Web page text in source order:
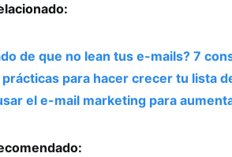
de que no lean tus e-mails? 7
prácticas para hacer crecer tu lista
el e-mail marketing para